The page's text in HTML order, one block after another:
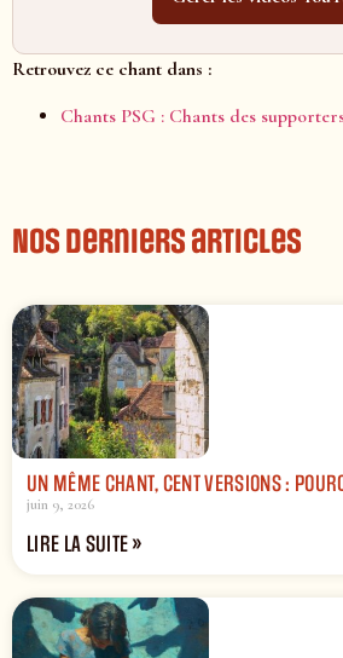
Retrouvez ce chant dans :
Chants PSG : Chants des
Nos derniers articles
UN MÊME CHANT, CENT VERSIONS :
juin 9, 2026
LIRE LA SUITE »